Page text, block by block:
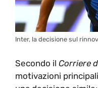
Inter, la decisione sul
Secondo il Corriere
motivazioni